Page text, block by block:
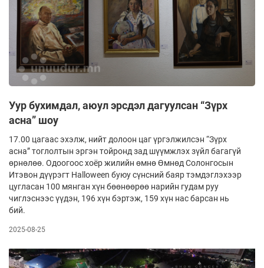
Уур бухимдал, аюул эрсдэл дагуулсан “Зүрх
асна” шоу
17.00 цагаас эхэлж, нийт долоон цаг үргэлжилсэн “Зүрх
асна” тоглолтын эргэн тойронд зад шүүмжлэх зүйл багагүй
өрнөлөө. Одоогоос хоёр жилийн өмнө Өмнөд Солонгосын
Итэвон дүүрэгт Halloween буюу сүнсний баяр тэмдэглэхээр
цугласан 100 мянган хүн бөөнөөрөө нарийн гудам руу
чиглэснээс үүдэн, 196 хүн бэртэж, 159 хүн нас барсан нь
бий.
2025-08-25